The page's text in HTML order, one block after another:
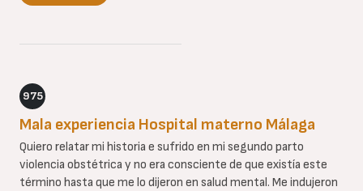
975
Mala experiencia Hospital materno Málaga
Quiero relatar mi historia e sufrido en mi segundo parto
violencia obstétrica y no era consciente de que existía este
término hasta que me lo dijeron en salud mental. Me indujeron